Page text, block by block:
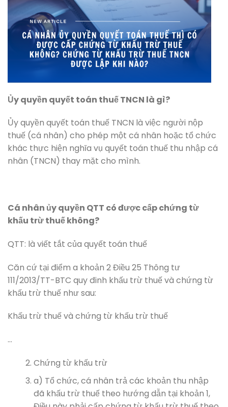
Ủy quyền quyết toán thuế TNCN là gì?
Ủy quyền quyết toán thuế TNCN là việc người nộp
thuế (cá nhân) cho phép một cá nhân hoặc tổ chức
khác thực hiện nghĩa vụ quyết toán thuế thu nhập cá
nhân (TNCN) thay mặt cho mình.
Cá nhân ủy quyền QTT có được cấp chứng từ
khấu trừ thuế không?
QTT: là viết tắt của quyết toán thuế
Căn cứ tại điểm a khoản 2 Điều 25 Thông tư
111/2013/TT-BTC quy đinh khấu trừ thuế và chứng từ
khấu trừ thuế như sau:
Khấu trừ thuế và chứng từ khấu trừ thuế
…
Chứng từ khấu trừ
a) Tổ chức, cá nhân trả các khoản thu nhập
đã khấu trừ thuế theo hướng dẫn tại khoản 1,